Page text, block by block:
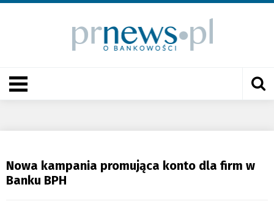
Nowa kampania promująca konto dla firm w
Banku BPH